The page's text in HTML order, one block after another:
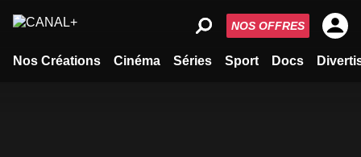
Nos Créations Cinéma Séries Sport Docs
NOS OFFRES